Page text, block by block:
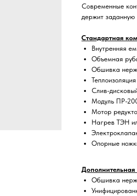
Современные
держит заданную
Стандартная
Внутренняя
Объемная
Обшивка
Слив-
Модуль ПР-
Мотор
Нагрев ТЭН
Опорные
Дополнительная
Обшивка